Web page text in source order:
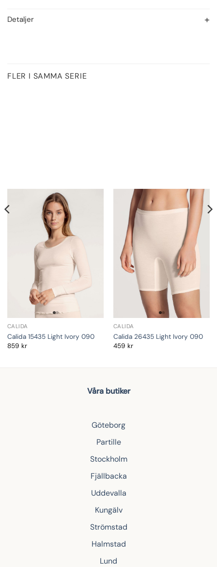
Detaljer
FLER I SAMMA SERIE
CALIDA
Calida 15435 Light Ivory 090
859 kr
CALIDA
Calida 26435 Light Ivory 090
459 kr
Våra butiker
Göteborg
Partille
Stockholm
Fjällbacka
Uddevalla
Kungälv
Strömstad
Halmstad
Lund